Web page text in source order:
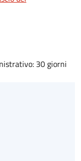
30 giorni